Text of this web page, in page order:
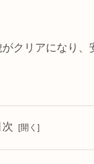
クリアになり、